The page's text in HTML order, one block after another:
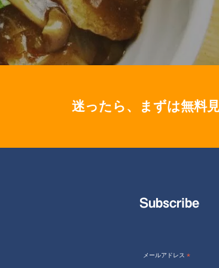
迷ったら、まずは無料
Subscribe
メールアドレス *